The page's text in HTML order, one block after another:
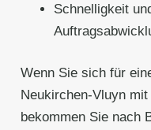
Schnelligkeit
Wenn Sie sich für
Neukirchen-Vluyn
bekommen Sie nach